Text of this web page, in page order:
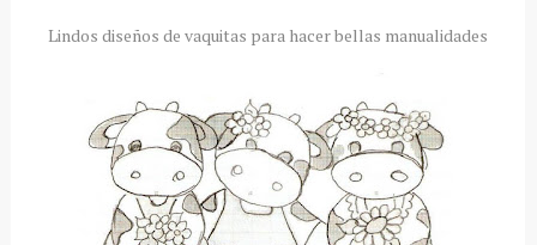
Lindos diseños de vaquitas para hacer bellas manualidades